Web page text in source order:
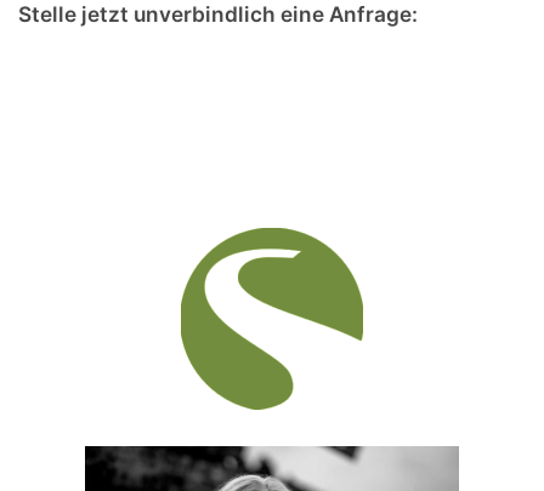
Stelle jetzt unverbindlich eine Anfrage: